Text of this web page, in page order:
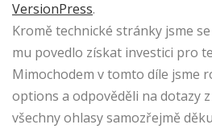
VersionPress.
Kromě technické stránky jsme
mu povedlo získat investici pro
Mimochodem v tomto díle jsme
options a odpověděli na dotazy
všechny ohlasy samozřejmě